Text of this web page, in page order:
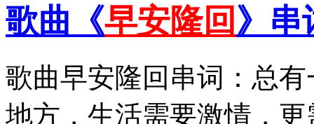
歌曲《早安隆回 》串
歌曲早安隆回串词：总
地方，生活需要激情，